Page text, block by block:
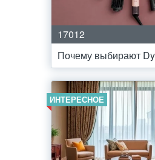
17012
Почему выбирают
ИНТЕРЕСНОЕ